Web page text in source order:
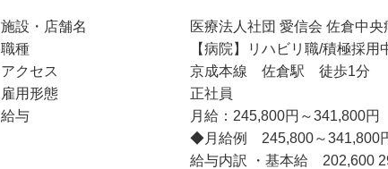
施設・店舗名
医療法人社団 愛信会 佐倉中央
職種
【病院】リハビリ職/積極採用
アクセス
京成本線 佐倉駅 徒歩1分
雇用形態
正社員
給与
月給：245,800円～341,800円
◆月給例 245,800～341,800
給与内訳 ・基本給 202,600